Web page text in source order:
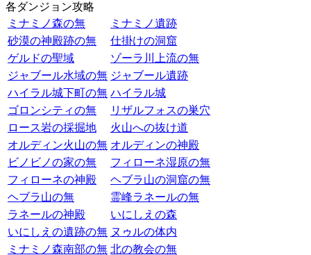
各ダンジョン攻略
ミナミノ森の無
ミナミノ遺跡
砂漠の神殿跡の無
仕掛けの洞窟
ゲルドの聖域
ゾーラ川上流の無
ジャブール水域の無 ジャブール遺跡
ハイラル城下町の無 ハイラル城
ゴロンシティの無
リザルフォスの巣穴
ロース岩の採掘地
火山への抜け道
オルディン火山の無 オルディンの神殿
ビノビノの家の無
フィローネ湿原の無
フィローネの神殿
ヘブラ山の洞窟の無
ヘブラ山の無
霊峰ラネールの無
ラネールの神殿
いにしえの森
いにしえの遺跡の無 ヌゥルの体内
ミナミノ森南部の無 北の教会の無